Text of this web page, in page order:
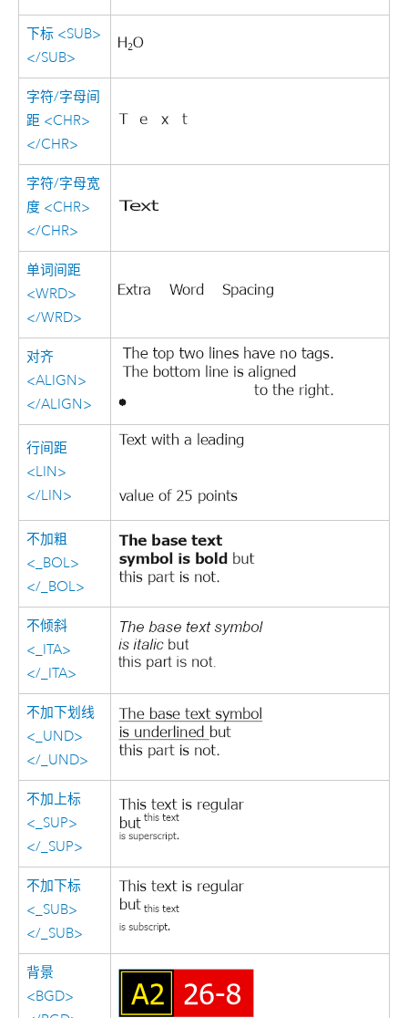
下标 <SUB>
</SUB>
字符/字母间
距 <CHR>
</CHR>
字符/字母宽
度 <CHR>
</CHR>
单词间距
<WRD>
</WRD>
对齐
<ALIGN>
</ALIGN>
行间距
<LIN>
</LIN>
不加粗
<_BOL>
</_BOL>
不倾斜
<_ITA>
</_ITA>
不加下划线
<_UND>
</_UND>
不加上标
<_SUP>
</_SUP>
不加下标
<_SUB>
</_SUB>
背景
<BGD>